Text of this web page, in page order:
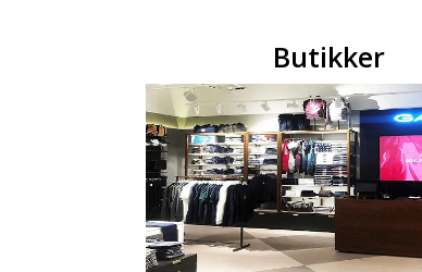
Butikker